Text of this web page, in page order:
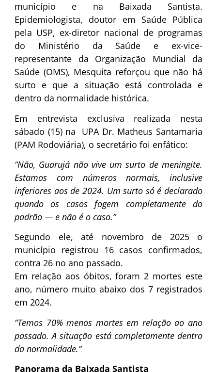
município e na Baixada Santista.
Epidemiologista, doutor em Saúde Pública
pela USP, ex-diretor nacional de programas
do Ministério da Saúde e ex-vice-
representante da Organização Mundial da
Saúde (OMS), Mesquita reforçou que não há
surto e que a situação está controlada e
dentro da normalidade histórica.
Em entrevista exclusiva realizada nesta
sábado (15) na UPA Dr. Matheus Santamaria
(PAM Rodoviária), o secretário foi enfático:
“Não, Guarujá não vive um surto de meningite.
Estamos com números normais, inclusive
inferiores aos de 2024. Um surto só é declarado
quando os casos fogem completamente do
padrão — e não é o caso.”
Segundo ele, até novembro de 2025 o
município registrou 16 casos confirmados,
contra 26 no ano passado.
Em relação aos óbitos, foram 2 mortes este
ano, número muito abaixo dos 7 registrados
em 2024.
“Temos 70% menos mortes em relação ao ano
passado. A situação está completamente dentro
da normalidade.”
Panorama da Baixada Santista